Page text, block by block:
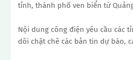
tỉnh, thành phố ven biển từ
Nội dung công điện yêu cầu các
dõi chặt chẽ các bản tin dự báo,